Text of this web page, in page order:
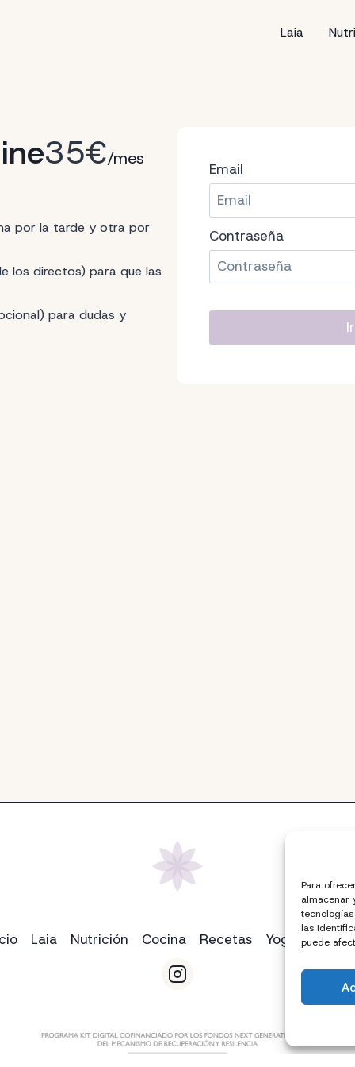
Para
almacenar
las
puede
Laia
35€/mes
por la tarde y otra por
los directos) para que las
para dudas y
Email
Contraseña
Laia Nutrición Cocina Recetas Yoga